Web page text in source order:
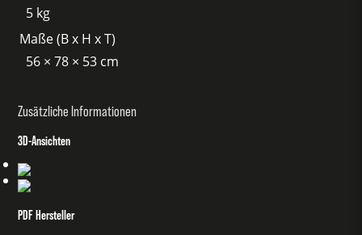
5 kg
Maße (B x H x T)
56 × 78 × 53 cm
Zusätzliche Informationen
3D-Ansichten
PDF Hersteller